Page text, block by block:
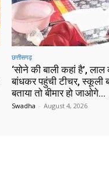
छत्तीसगढ़
‘सोने की बाली कहां है’,
बांधकर पहुंची टीचर, स्कूली
बताया तो बीमार हो जाओगे…
Swadha - August 4, 2026